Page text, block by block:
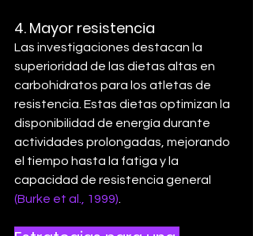
4. Mayor resistencia
Las investigaciones destacan la
superioridad de las dietas altas en
carbohidratos para los atletas de
resistencia. Estas dietas optimizan la
disponibilidad de energía durante
actividades prolongadas, mejorando
el tiempo hasta la fatiga y la
capacidad de resistencia general
(Burke et al., 1999).